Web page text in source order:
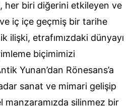
her biri diğerini etkileyen ve
iç içe geçmiş bir tarihe
ilişki, etrafımızdaki dünyayı
biçimimizi
Yunan’dan Rönesans’a
sanat ve mimari gelişip
manzaramızda silinmez bir